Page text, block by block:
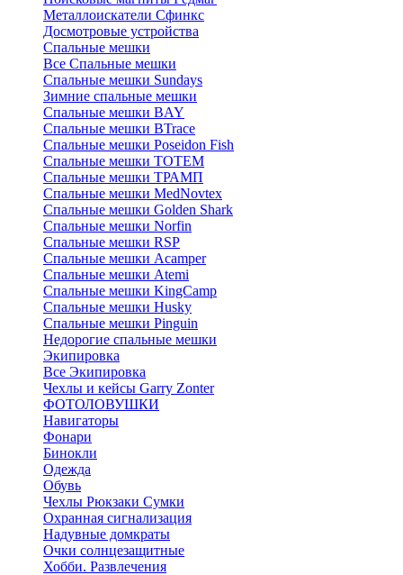
Металлоискатели Сфинкс
Досмотровые устройства
Спальные мешки
Все Спальные мешки
Спальные мешки Sundays
Зимние спальные мешки
Спальные мешки BAY
Спальные мешки BTrace
Спальные мешки Poseidon Fish
Спальные мешки ТОТЕМ
Спальные мешки ТРАМП
Cпальные мешки MedNovtex
Спальные мешки Golden Shark
Спальные мешки Norfin
Спальные мешки RSP
Спальные мешки Acamper
Спальные мешки Atemi
Спальные мешки KingCamp
Спальные мешки Husky
Спальные мешки Pinguin
Недорогие спальные мешки
Экипировка
Все Экипировка
Чехлы и кейсы Garry Zonter
ФОТОЛОВУШКИ
Навигаторы
Фонари
Бинокли
Одежда
Обувь
Чехлы Рюкзаки Сумки
Охранная сигнализация
Надувные домкраты
Очки солнцезащитные
Хобби. Развлечения